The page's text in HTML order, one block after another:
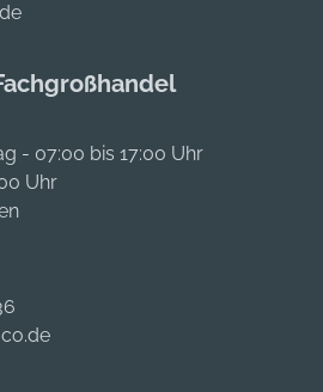
- 07:00 bis 17:00 Uhr
Uhr